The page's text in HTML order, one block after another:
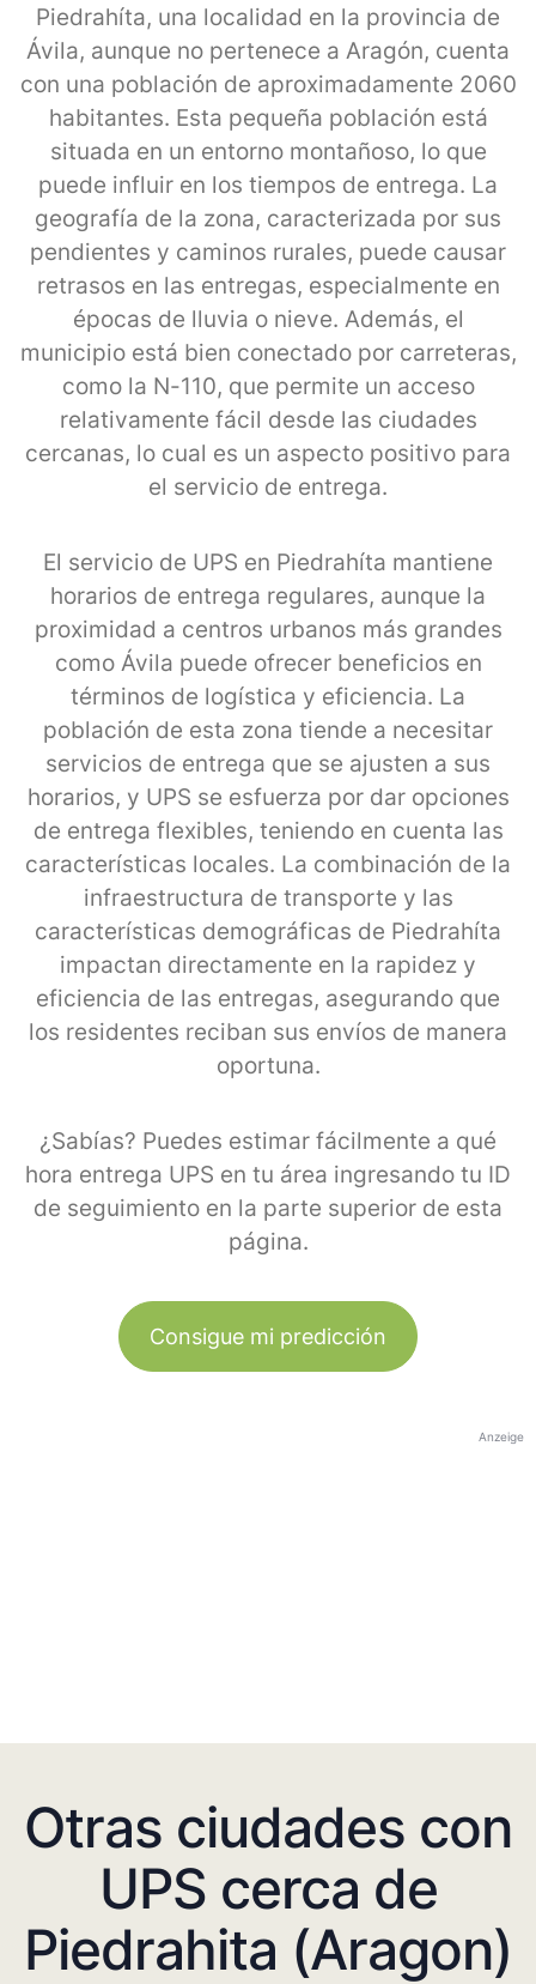
Piedrahíta, una localidad en la provincia de
Ávila, aunque no pertenece a Aragón, cuenta
con una población de aproximadamente 2060
habitantes. Esta pequeña población está
situada en un entorno montañoso, lo que
puede influir en los tiempos de entrega. La
geografía de la zona, caracterizada por sus
pendientes y caminos rurales, puede causar
retrasos en las entregas, especialmente en
épocas de lluvia o nieve. Además, el
municipio está bien conectado por carreteras,
como la N-110, que permite un acceso
relativamente fácil desde las ciudades
cercanas, lo cual es un aspecto positivo para
el servicio de entrega.
El servicio de UPS en Piedrahíta mantiene
horarios de entrega regulares, aunque la
proximidad a centros urbanos más grandes
como Ávila puede ofrecer beneficios en
términos de logística y eficiencia. La
población de esta zona tiende a necesitar
servicios de entrega que se ajusten a sus
horarios, y UPS se esfuerza por dar opciones
de entrega flexibles, teniendo en cuenta las
características locales. La combinación de la
infraestructura de transporte y las
características demográficas de Piedrahíta
impactan directamente en la rapidez y
eficiencia de las entregas, asegurando que
los residentes reciban sus envíos de manera
oportuna.
¿Sabías? Puedes estimar fácilmente a qué
hora entrega UPS en tu área ingresando tu ID
de seguimiento en la parte superior de esta
página.
Consigue mi predicción
Anzeige
Otras ciudades con
UPS cerca de
Piedrahita (Aragon)